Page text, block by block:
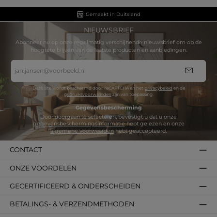
Gemaakt in Duitsland
NIEUWSBRIEF
Abonneer nu op onze regelmatig verschijnende nieuwsbrief om op de
hoogtete blijven van de laatste producten en aanbiedingen.
mailadres
*
Deze site wordt beschermd door reCAPTCHA en het privacybeleid en de
gebruiksvoorwaarden zijn van toepassing.
Gegevensbescherming
gegevensbeschermingsinformatie
algemene voorwaardenhebt geaccepteerd.
CONTACT
BETALINGS- & VERZENDMETHODEN
GECERTIFICEERD & ONDERSCHEIDEN
ONZE VOORDELEN